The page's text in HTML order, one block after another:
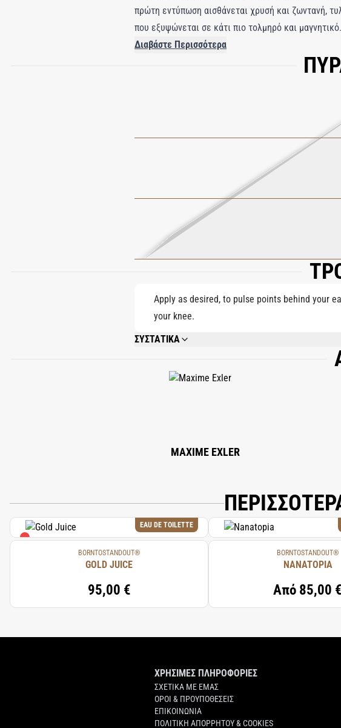
πρώτη εντύπωση αισθάνεται χρυσή και ζωντανή,
που εξυψώνεται σε κάτι πιο τολμηρό και
υψώνεται μέσα από την καρδιά, τυλιγμένο σε
ζεστασιά και το πικάντικο δέρμα μεταμορφώνουν
φλιτζάνι ζεστασιάς που καίει πολύ μετά το
Διαβάστε Περισσότερα
Apply as desired, to pulse points behind your
your knee.
ΣΥΣΤΑΤΙΚΑ
ALCOHOL DENAT., PARFUM (FRAGRANCE), AQUA
ISOEUGENOL, HYDROXYCITRONELLAL, FARNESOL,
MAXIME EXLER
EAU DE TOILETTE
BORNTOSTANDOUT®
GOLD JUICE
95,00 €
BORNTOSTANDOUT®
NANATOPIA
Από 85,00 €
ΧΡΗΣΙΜΕΣ ΠΛΗΡΟΦΟΡΙΕΣ
ΣΧΕΤΙΚΑ ΜΕ ΕΜΑΣ
ΟΡΟΙ & ΠΡΟΥΠΟΘΕΣΕΙΣ
ΕΠΙΚΟΙΝΩΝΙΑ
ΠΟΛΙΤΙΚΗ ΑΠΟΡΡΗΤΟΥ & COOKIES